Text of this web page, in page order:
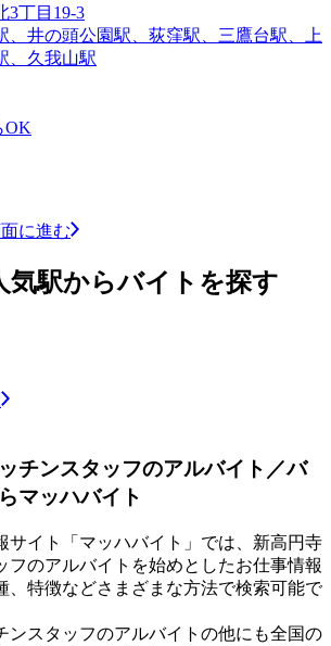
3丁目19-3
、井の頭公園駅、荻窪駅、三鷹台駅、上
、久我山駅
OK
に進む
気駅からバイトを探す
チンスタッフのアルバイト／バ
マッハバイト
サイト「マッハバイト」では、新高円寺
フのアルバイトを始めとしたお仕事情報
、特徴などさまざまな方法で検索可能で
ンスタッフのアルバイトの他にも全国の